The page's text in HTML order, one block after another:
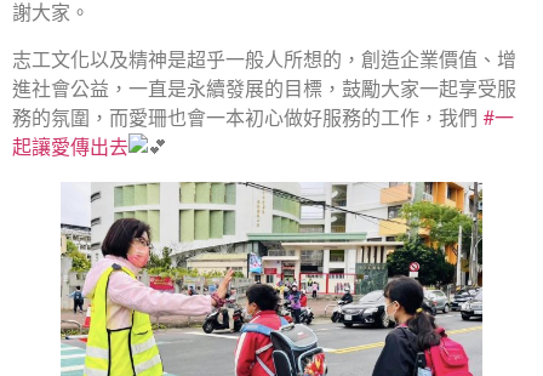
謝大家。
志工文化以及精神是超乎一般人所想的，創造企業價值、增
進社會公益，一直是永續發展的目標，鼓勵大家一起享受服
務的氛圍，而愛珊也會一本初心做好服務的工作，我們 #一
起讓愛傳出去